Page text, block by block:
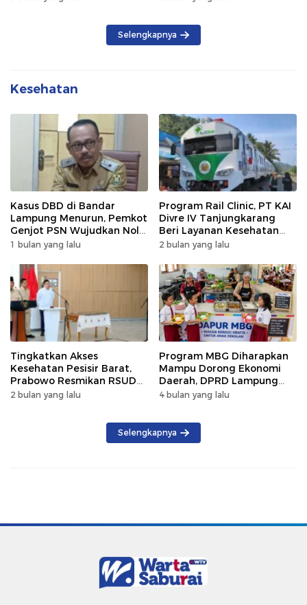
Selengkapnya
Kesehatan
Kasus DBD di Bandar
Lampung Menurun, Pemkot
Genjot PSN Wujudkan Nol
Kematian
1 bulan yang lalu
Program Rail Clinic, PT KAI
Divre IV Tanjungkarang
Beri Layanan Kesehatan
Gratis 250 Warga
2 bulan yang lalu
Tingkatkan Akses
Kesehatan Pesisir Barat,
Prabowo Resmikan RSUD
KH Muhammad Thohir
2 bulan yang lalu
Program MBG Diharapkan
Mampu Dorong Ekonomi
Daerah, DPRD Lampung
Tekankan Pemanfaatan
4 bulan yang lalu
Selengkapnya